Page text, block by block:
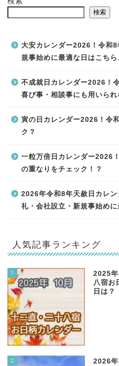
検索
大安カレンダー2026！令和
規事始めに最適な日はこちら
不成就日カレンダー2026！
喜び事・相談事にも用いられ
寅の日カレンダー2026！令
ク？
一粒万倍日カレンダー2026
の重なりをチェック！？
2026年令和8年天赦日カレ
礼・会社設立・新規事始めに
人気記事ランキング
1
2025
八宿お
日は？
2
2026